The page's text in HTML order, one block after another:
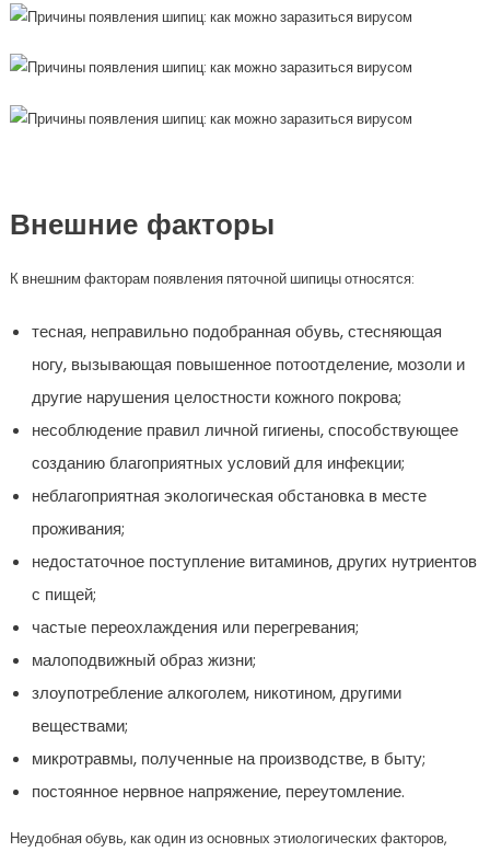
Внешние факторы
К внешним факторам появления пяточной шипицы относятся:
тесная, неправильно подобранная обувь, стесняющая
ногу, вызывающая повышенное потоотделение, мозоли и
другие нарушения целостности кожного покрова;
несоблюдение правил личной гигиены, способствующее
созданию благоприятных условий для инфекции;
неблагоприятная экологическая обстановка в месте
проживания;
недостаточное поступление витаминов, других нутриентов
с пищей;
частые переохлаждения или перегревания;
малоподвижный образ жизни;
злоупотребление алкоголем, никотином, другими
веществами;
микротравмы, полученные на производстве, в быту;
постоянное нервное напряжение, переутомление.
Неудобная обувь, как один из основных этиологических факторов,